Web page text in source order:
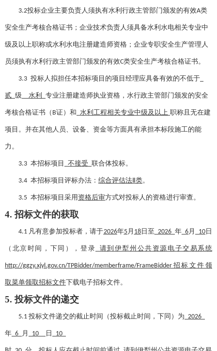
3.2投标企业主要负责人须执有水利行政主管部门颁发的有效A类
安全生产考核合格证书；企业技术负责人须具备水利水电相关专业中
级及以上职称或水利水电注册建造师资格；企业专职安全生产管理人
员须执有水利行政主管部门颁发的有效C类安全生产考核合格证书。
3.3 投标人拟担任本招标项目的项目经理应具备有效的不低于
贰 级 水利 专业注册建造师执业资格，水行政主管部门颁发的安全
考核合格证书（ B证）和 水利工程相关专业中级及以上 职称 且无在建
项目 。并在其他人员、设备、资金等方面具有承担本标段施工的能
力。
3.3 本招标项目 不接受 联合体投标。
3.4 本招标项目评标办法： 综合评估法 Ⅱ类。
3.5 本招标项目采用 资格后审方式对投标人的资格进行审查。
4. 招标文件的获取
4.1凡有意参加投标者，请于2026年5月 18日至 2026 年 6月 10 日
（ 北京时间，下同 ） ，登录 请到伊犁州公共资源电子交易系统
http://ggzy.xjyl.gov.cn/TPBidder/memberframe/FrameBidder 招标文件领
取菜单领取招标文件下载电子招标文件。
5. 投标文件的递交
5.1 投标文件递交的截止时间（投标截止时间，下同）为 2026
年 6 月 10 日 10